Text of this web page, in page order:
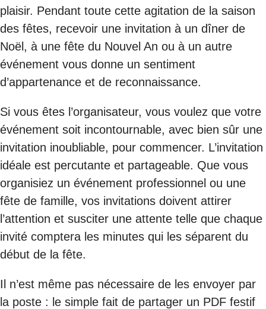
plaisir. Pendant toute cette agitation de la saison
des fêtes, recevoir une invitation à un dîner de
Noël, à une fête du Nouvel An ou à un autre
événement vous donne un sentiment
d’appartenance et de reconnaissance.
Si vous êtes l’organisateur, vous voulez que votre
événement soit incontournable, avec bien sûr une
invitation inoubliable, pour commencer. L’invitation
idéale est percutante et partageable. Que vous
organisiez un événement professionnel ou une
fête de famille, vos invitations doivent attirer
l’attention et susciter une attente telle que chaque
invité comptera les minutes qui les séparent du
début de la fête.
Il n’est même pas nécessaire de les envoyer par
la poste : le simple fait de partager un PDF festif